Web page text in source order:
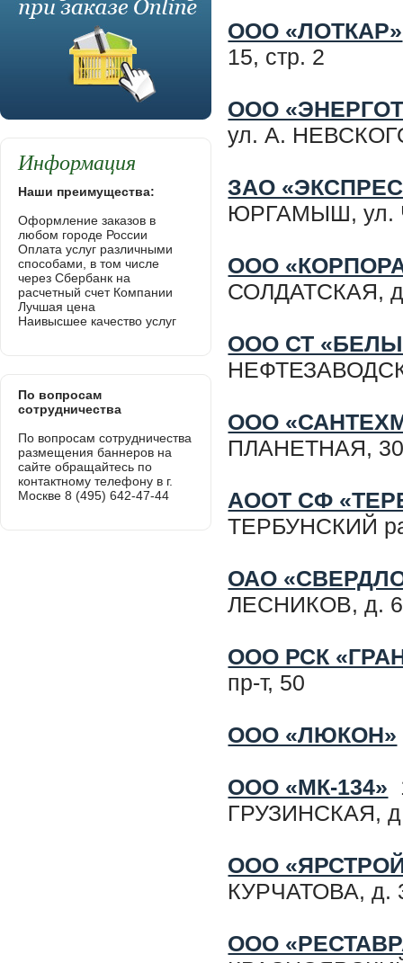
ООО «ЛОТКАР»
15, стр. 2
ООО
ул. А.
ЗАО
ЮРГАМЫШ, ул.
ООО
СОЛДАТСКАЯ,
ООО СТ
ООО
ПЛАНЕТНАЯ,
АООТ СФ
ТЕРБУНСКИЙ
ОАО
ЛЕСНИКОВ, д. 6
ООО РСК
пр-т, 50
ООО «ЛЮКОН»
ООО «МК-134»
ГРУЗИНСКАЯ,
ООО
КУРЧАТОВА, д.
ООО
Информация
Наши преимущества:
Оформление заказов в
любом городе России
Оплата услуг различными
способами, в том числе
через Сбербанк на
расчетный счет Компании
Лучшая цена
Наивысшее качество услуг
По вопросам
сотрудничества
По вопросам сотрудничества
размещения баннеров на
сайте обращайтесь по
контактному телефону в г.
Москве 8 (495) 642-47-44